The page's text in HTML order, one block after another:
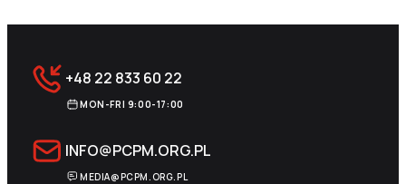
+48 22 833 60 22
MON-FRI 9:00-17:00
INFO@PCPM.ORG.PL
MEDIA@PCPM.ORG.PL